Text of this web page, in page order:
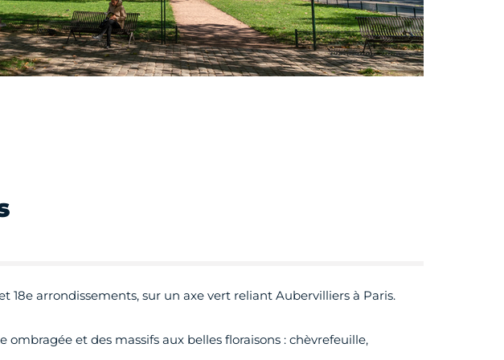
18e arrondissements, sur un axe vert reliant Aubervilliers à Paris.
et des massifs aux belles floraisons : chèvrefeuille,